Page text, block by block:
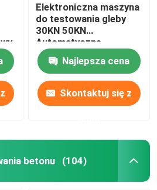
Elektroniczna maszyna
do testowania gleby
30KN 50KN
Automatyczne
urządzenie do
testowania Cbr
Najlepsza cena
Skontaktuj się z
betonu (104)